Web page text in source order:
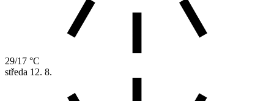
29/17 °C
středa 12. 8.